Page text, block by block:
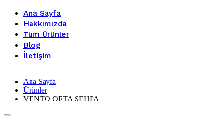
Ana Sayfa
Hakkımızda
Tüm Ürünler
Blog
İletişim
Ana Sayfa
Ürünler
VENTO ORTA SEHPA